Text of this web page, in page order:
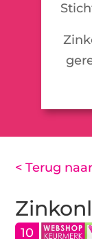
< Terug
10